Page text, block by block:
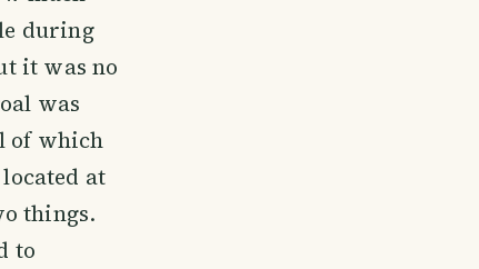
during
it was no
was
of which
at
things.
to